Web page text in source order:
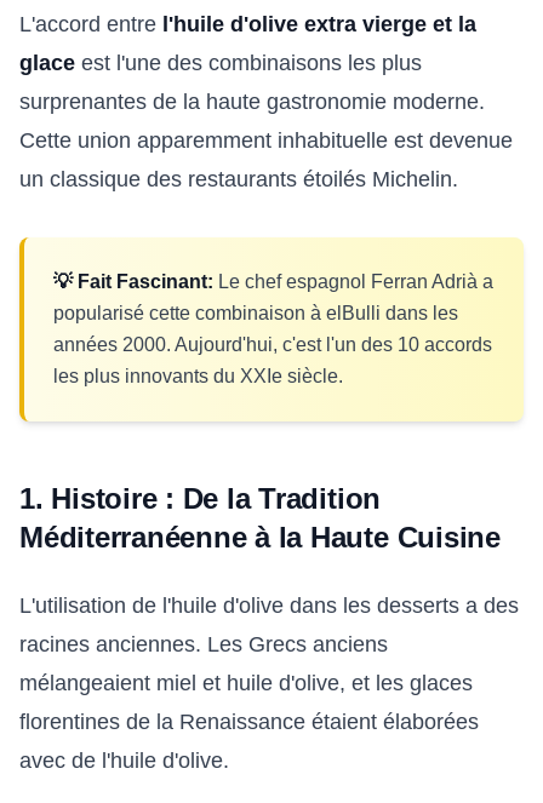
L'accord entre l'huile d'olive extra vierge et la
glace est l'une des combinaisons les plus
surprenantes de la haute gastronomie moderne.
Cette union apparemment inhabituelle est devenue
un classique des restaurants étoilés Michelin.
💡 Fait Fascinant: Le chef espagnol Ferran Adrià a
popularisé cette combinaison à elBulli dans les
années 2000. Aujourd'hui, c'est l'un des 10 accords
les plus innovants du XXIe siècle.
1. Histoire : De la Tradition
Méditerranéenne à la Haute Cuisine
L'utilisation de l'huile d'olive dans les desserts a des
racines anciennes. Les Grecs anciens
mélangeaient miel et huile d'olive, et les glaces
florentines de la Renaissance étaient élaborées
avec de l'huile d'olive.